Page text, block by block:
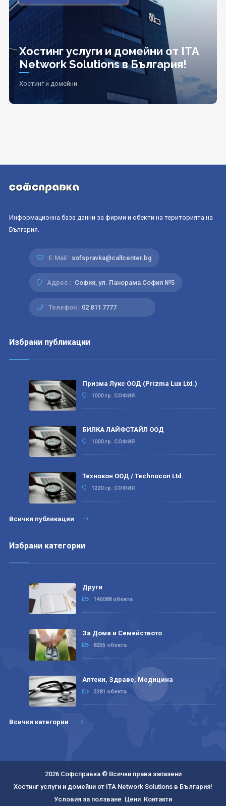
Хостинг услуги и домейни от ITA
Network Solutions в България!
Хостинг и домейни
Информационна база данни за фирми и обекти на територията на
България.
E-Mail : sofspravka@callcenter.bg
Адрес : София, ул. Панорама София №5
Телефон : 02 811 7777
Избрани публикации
Призма Лукс ООД (Prizma Lux Ltd.)
1000 гр. СОФИЯ
БИЛКА ЛАЙФСТАЙЛ ООД
1000 гр. СОФИЯ
Технокон ООД / Technocon Ltd.
1220 гр. СОФИЯ
Всички публикации
Избрани категории
Други
146088 обекта
За Дома и Семейството
8255 обекта
Аптеки, Здраве, Медицина
2281 обекта
Всички категории
2026 Софсправка © Всички права запазени
Хостинг услуги и домейни от ITA Network Solutions в България!
Условия за ползване Цени Контакти